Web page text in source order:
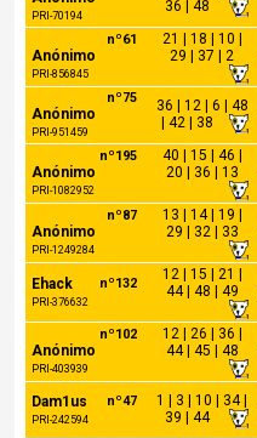
PRI-70194
36 | 48
nº61
Anónimo
PRI-856845
21 | 18 | 10 |
29 | 37 | 2
nº75
Anónimo
PRI-951459
36 | 12 | 6 | 48
| 42 | 38
nº195
Anónimo
PRI-1082952
40 | 15 | 46 |
20 | 36 | 13
nº87
Anónimo
PRI-1249284
13 | 14 | 19 |
29 | 32 | 33
nº132
Ehack
PRI-376632
12 | 15 | 21 |
44 | 48 | 49
nº102
Anónimo
PRI-403939
12 | 26 | 36 |
44 | 45 | 48
nº47
Dam1us
PRI-242594
1 | 3 | 10 | 34 |
39 | 44